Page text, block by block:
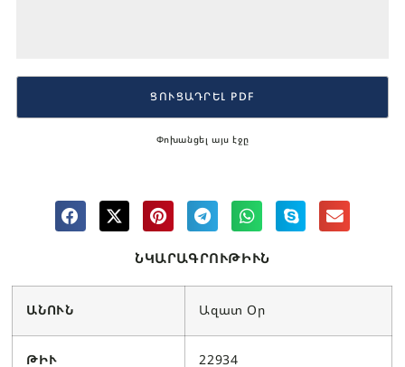
ՆԿԱՐԱԳՐՈՒԹԻՒՆ
ԱՆՈՒՆ Ազատ Օր
ԹԻՒ 22934
Փոխանցել այս էջը
ՑՈՒՑԱԴՐԵԼ PDF